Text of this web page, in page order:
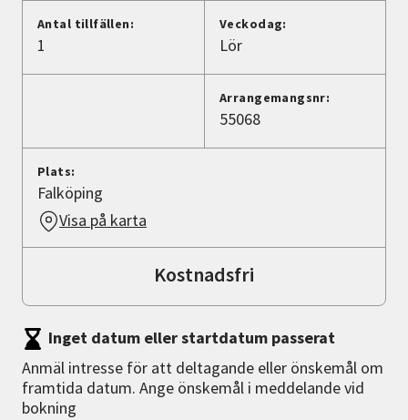
Lyssna
Antal tillfällen:
1
Veckodag:
Lör
Arrangemangsnr:
55068
Plats:
Falköping
Visa på karta
Kostnadsfri
Inget datum eller startdatum passerat
Anmäl intresse för att deltagande eller önskemål om
framtida datum. Ange önskemål i meddelande vid
bokning